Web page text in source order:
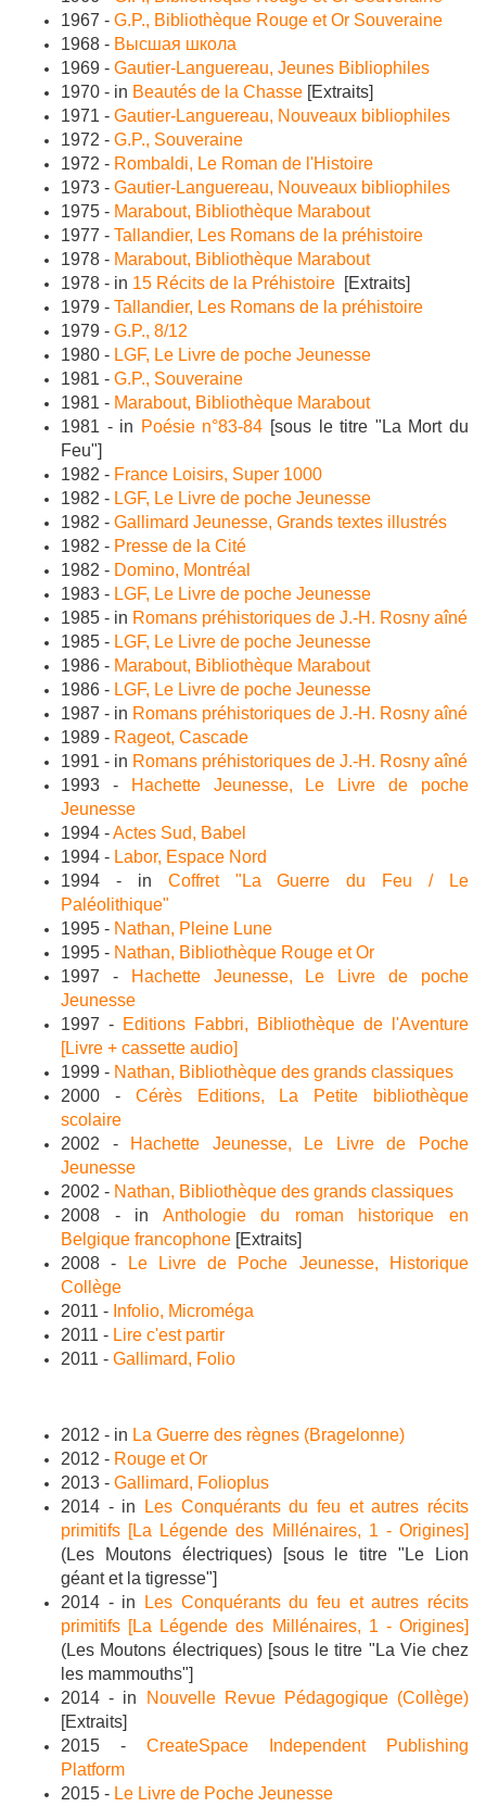
1967 - G.P., Bibliothèque Rouge et Or Souveraine
1968 - Высшая школа
1969 - Gautier-Languereau, Jeunes Bibliophiles
1970 - in Beautés de la Chasse [Extraits]
1971 - Gautier-Languereau, Nouveaux bibliophiles
1972 - G.P., Souveraine
1972 - Rombaldi, Le Roman de l'Histoire
1973 - Gautier-Languereau, Nouveaux bibliophiles
1975 - Marabout, Bibliothèque Marabout
1977 - Tallandier, Les Romans de la préhistoire
1978 - Marabout, Bibliothèque Marabout
1978 - in 15 Récits de la Préhistoire [Extraits]
1979 - Tallandier, Les Romans de la préhistoire
1979 - G.P., 8/12
1980 - LGF, Le Livre de poche Jeunesse
1981 - G.P., Souveraine
1981 - Marabout, Bibliothèque Marabout
1981 - in Poésie n°83-84 [sous le titre "La Mort du
Feu"]
1982 - France Loisirs, Super 1000
1982 - LGF, Le Livre de poche Jeunesse
1982 - Gallimard Jeunesse, Grands textes illustrés
1982 - Presse de la Cité
1982 - Domino, Montréal
1983 - LGF, Le Livre de poche Jeunesse
1985 - in Romans préhistoriques de J.-H. Rosny aîné
1985 - LGF, Le Livre de poche Jeunesse
1986 - Marabout, Bibliothèque Marabout
1986 - LGF, Le Livre de poche Jeunesse
1987 - in Romans préhistoriques de J.-H. Rosny aîné
1989 - Rageot, Cascade
1991 - in Romans préhistoriques de J.-H. Rosny aîné
1993 -
Hachette Jeunesse, Le Livre de poche
Jeunesse
1994 -Actes Sud, Babel
1994 - Labor, Espace Nord
1994 - in Coffret "La Guerre du Feu / Le
Paléolithique"
1995 - Nathan, Pleine Lune
1995 - Nathan, Bibliothèque Rouge et Or
1997 -
Hachette Jeunesse, Le Livre de poche
Jeunesse
1997 - Editions Fabbri, Bibliothèque de l'Aventure
[Livre + cassette audio]
1999 - Nathan, Bibliothèque des grands classiques
2000 - Cérès Editions, La Petite bibliothèque
scolaire
2002 -
Hachette Jeunesse, Le Livre de Poche
Jeunesse
2002 - Nathan, Bibliothèque des grands classiques
2008 - in Anthologie du roman historique en
Belgique francophone [Extraits]
2008 -
Le Livre de Poche Jeunesse, Historique
Collège
2011 - Infolio, Microméga
2011 - Lire c'est partir
2011 - Gallimard, Folio
2012 - in La Guerre des règnes (Bragelonne)
2012 - Rouge et Or
2013 - Gallimard, Folioplus
2014 - in
Les Conquérants du feu et autres récits
primitifs [La Légende des Millénaires, 1 - Origines]
(Les Moutons électriques) [sous le titre "Le Lion
géant et la tigresse"]
2014 - in
Les Conquérants du feu et autres récits
primitifs [La Légende des Millénaires, 1 - Origines]
(Les Moutons électriques) [sous le titre "La Vie chez
les mammouths"]
2014 - in
Nouvelle Revue Pédagogique (Collège)
[Extraits]
2015 - CreateSpace Independent Publishing
Platform
2015 - Le Livre de Poche Jeunesse